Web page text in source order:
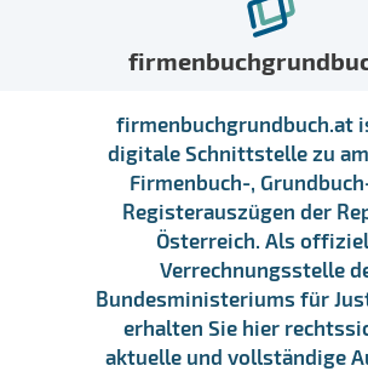
firmenbuchgrundbuch.at
digitale Schnittstelle zu
Firmenbuch-,
Registerauszügen der
Österreich. Als
Verrechnungsstelle
Bundesministeriums für
erhalten Sie hier
aktuelle und vollständige